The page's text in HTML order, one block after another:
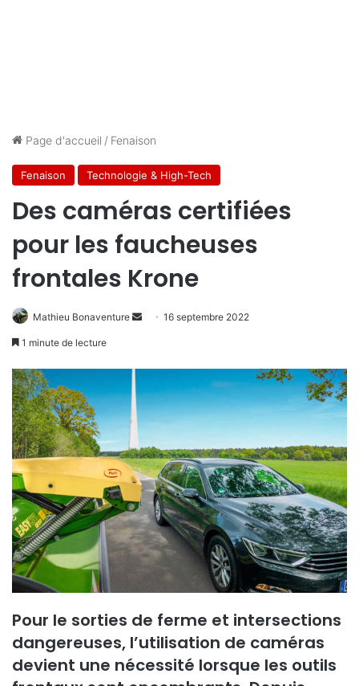
Page d'accueil / Fenaison
Fenaison Technologie & High-Tech
Des caméras certifiées
pour les faucheuses
frontales Krone
Mathieu Bonaventure
Envoyer16 septembre 2022
1 minute de lecture
Pour le sorties de ferme et intersections
dangereuses, l’utilisation de caméras
devient une nécessité lorsque les outils